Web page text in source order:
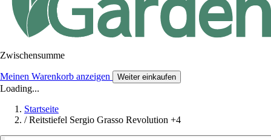
Zwischensumme
Meinen Warenkorb anzeigen Weiter einkaufen
Loading...
Startseite
/ Reitstiefel Sergio Grasso Revolution +4